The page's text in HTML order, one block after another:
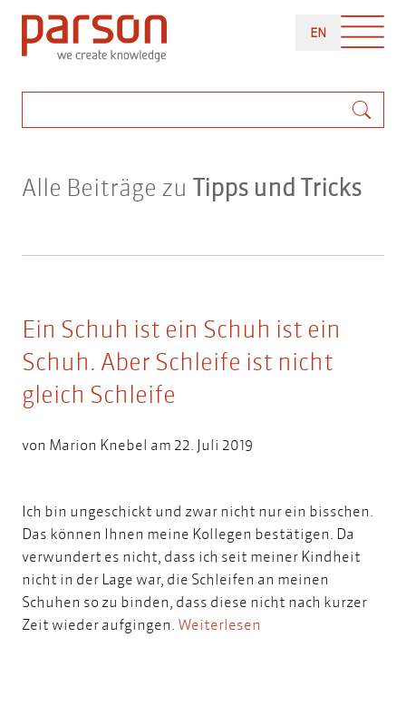
Direkt
zum
Inhalt
ENENGLISH
Alle Beiträge zu Tipps und Tricks
Ein Schuh ist ein Schuh ist ein
Schuh. Aber Schleife ist nicht
gleich Schleife
von Marion Knebel am 22. Juli 2019
Ich bin ungeschickt und zwar nicht nur ein bisschen.
Das können Ihnen meine Kollegen bestätigen. Da
verwundert es nicht, dass ich seit meiner Kindheit
nicht in der Lage war, die Schleifen an meinen
Schuhen so zu binden, dass diese nicht nach kurzer
Zeit wieder aufgingen. Weiterlesen